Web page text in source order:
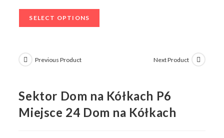
SELECT OPTIONS
Previous Product Next Product
Sektor Dom na Kółkach P6
Miejsce 24 Dom na Kółkach